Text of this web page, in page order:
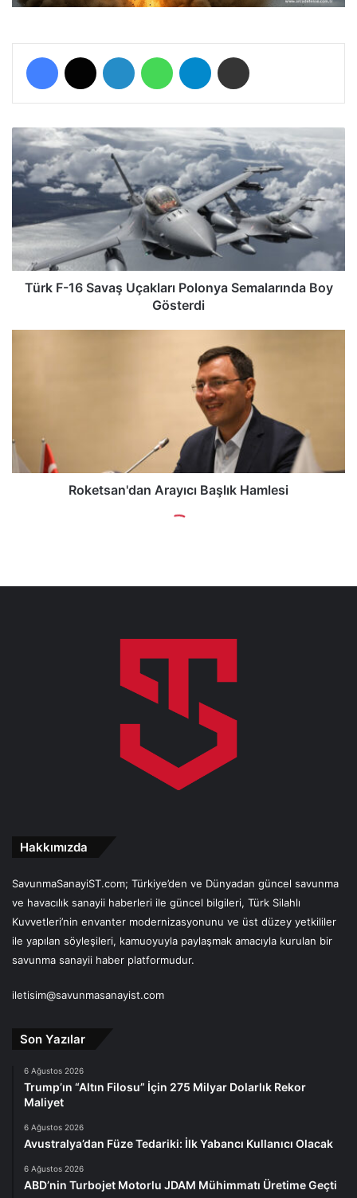
Hakkımızda
SavunmaSanayiST.com; Türkiye’den ve Dünyadan güncel savunma
ve havacılık sanayii haberleri ile güncel bilgileri, Türk Silahlı
Kuvvetleri’nin envanter modernizasyonunu ve üst düzey yetkililer
ile yapılan söyleşileri, kamuoyuyla paylaşmak amacıyla kurulan bir
savunma sanayii haber platformudur.
iletisim@savunmasanayist.com
Son Yazılar
6 Ağustos 2026
Trump’ın “Altın Filosu” İçin 275 Milyar Dolarlık Rekor
Maliyet
6 Ağustos 2026
Avustralya’dan Füze Tedariki: İlk Yabancı Kullanıcı Olacak
6 Ağustos 2026
ABD’nin Turbojet Motorlu JDAM Mühimmatı Üretime Geçti